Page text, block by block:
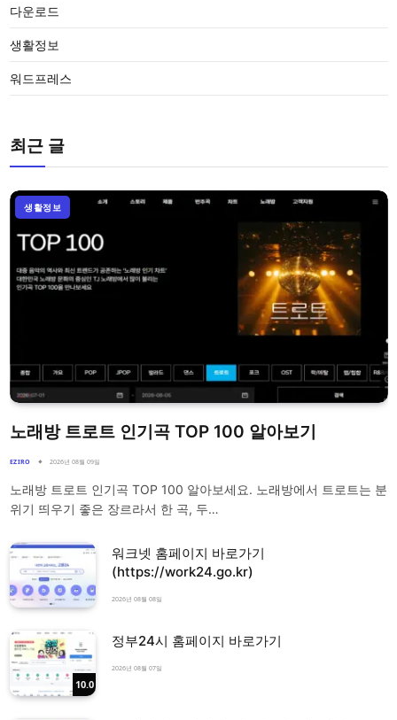
다운로드
생활정보
워드프레스
최근 글
생활정보
노래방 트로트 인기곡 TOP 100 알아보기
EZIRO 2026년 08월 09일
노래방 트로트 인기곡 TOP 100 알아보세요. 노래방에서 트로트는 분
위기 띄우기 좋은 장르라서 한 곡, 두…
워크넷 홈페이지 바로가기
(https://work24.go.kr)
2026년 08월 08일
10.0
정부24시 홈페이지 바로가기
2026년 08월 07일